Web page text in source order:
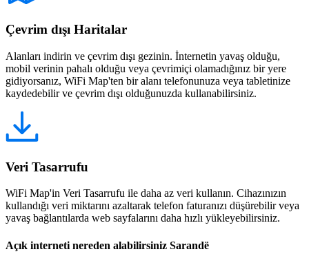
Çevrim dışı Haritalar
Alanları indirin ve çevrim dışı gezinin. İnternetin yavaş olduğu,
mobil verinin pahalı olduğu veya çevrimiçi olamadığınız bir yere
gidiyorsanız, WiFi Map'ten bir alanı telefonunuza veya tabletinize
kaydedebilir ve çevrim dışı olduğunuzda kullanabilirsiniz.
Veri Tasarrufu
WiFi Map'in Veri Tasarrufu ile daha az veri kullanın. Cihazınızın
kullandığı veri miktarını azaltarak telefon faturanızı düşürebilir veya
yavaş bağlantılarda web sayfalarını daha hızlı yükleyebilirsiniz.
Açık interneti nereden alabilirsiniz Sarandë